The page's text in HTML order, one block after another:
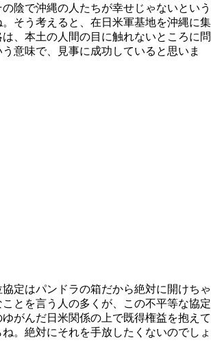
陰で沖縄の人たちが幸せじゃないという
そう考えると、在日米軍基地を沖縄に集
、本土の人間の目に触れないところに問
意味で、見事に成功していると思いま
定はパンドラの箱だから絶対に開けちゃ
とを言う人の多くが、この不平等な協定
がんだ日米関係の上で既得権益を抱えて
。絶対にそれを手放したくないのでしょ